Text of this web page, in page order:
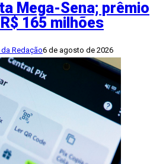
Mega-Sena; prêmio
165 milhões
Redação6 de agosto de 2026